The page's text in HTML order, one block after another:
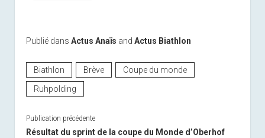
Publié dans Actus Anaïs and Actus Biathlon
Biathlon Brève
Coupe du monde
Ruhpolding
Publication précédente
Résultat du sprint de la coupe du Monde d’Oberhof